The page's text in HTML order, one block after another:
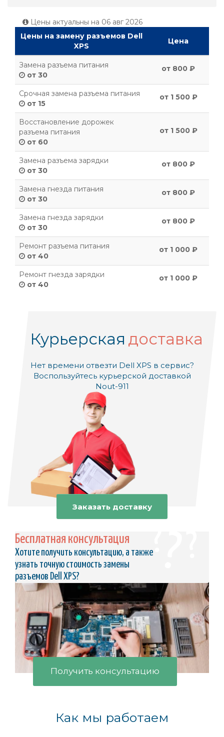
Цены актуальны на 06 авг 2026
Цены на замену разъемов Dell
XPS
Цена
Замена разъема питания
от 30
от 800 ₽
Срочная замена разъема питания
от 15
от 1 500 ₽
Восстановление дорожек
разъема питания
от 60
от 1 500 ₽
Замена разъема зарядки
от 30
от 800 ₽
Замена гнезда питания
от 30
от 800 ₽
Замена гнезда зарядки
от 30
от 800 ₽
Ремонт разъема питания
от 40
от 1 000 ₽
Ремонт гнезда зарядки
от 40
от 1 000 ₽
Курьерская доставка
Нет времени отвезти Dell XPS в сервис?
Воспользуйтесь курьерской доставкой
Nout-911
Заказать доставку
Бесплатная консультация
Хотите получить консультацию, а также
узнать точную стоимость замены
разъемов Dell XPS?
Получить консультацию
Как мы работаем